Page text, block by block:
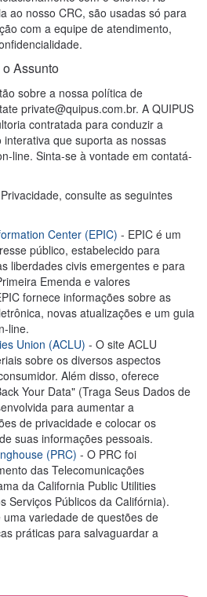
ao nosso CRC, são usadas só para
com a equipe de atendimento,
Assunto
sobre a nossa política de
private@quipus.com.br. A QUIPUS
contratada para conduzir a
que suporta as nossas
line. Sinta-se à vontade em contatá-
consulte as seguintes
Center (EPIC) - EPIC é um
público, estabelecido para
liberdades civis emergentes e para
Emenda e valores
fornece informações sobre as
novas atualizações e um guia
line.
Union (ACLU) - O site ACLU
sobre os diversos aspectos
Além disso, oferece
Your Data" (Traga Seus Dados de
para aumentar a
de privacidade e colocar os
suas informações pessoais.
(PRC) - O PRC foi
das Telecomunicações
da California Public Utilities
Serviços Públicos da Califórnia).
variedade de questões de
práticas para salvaguardar a